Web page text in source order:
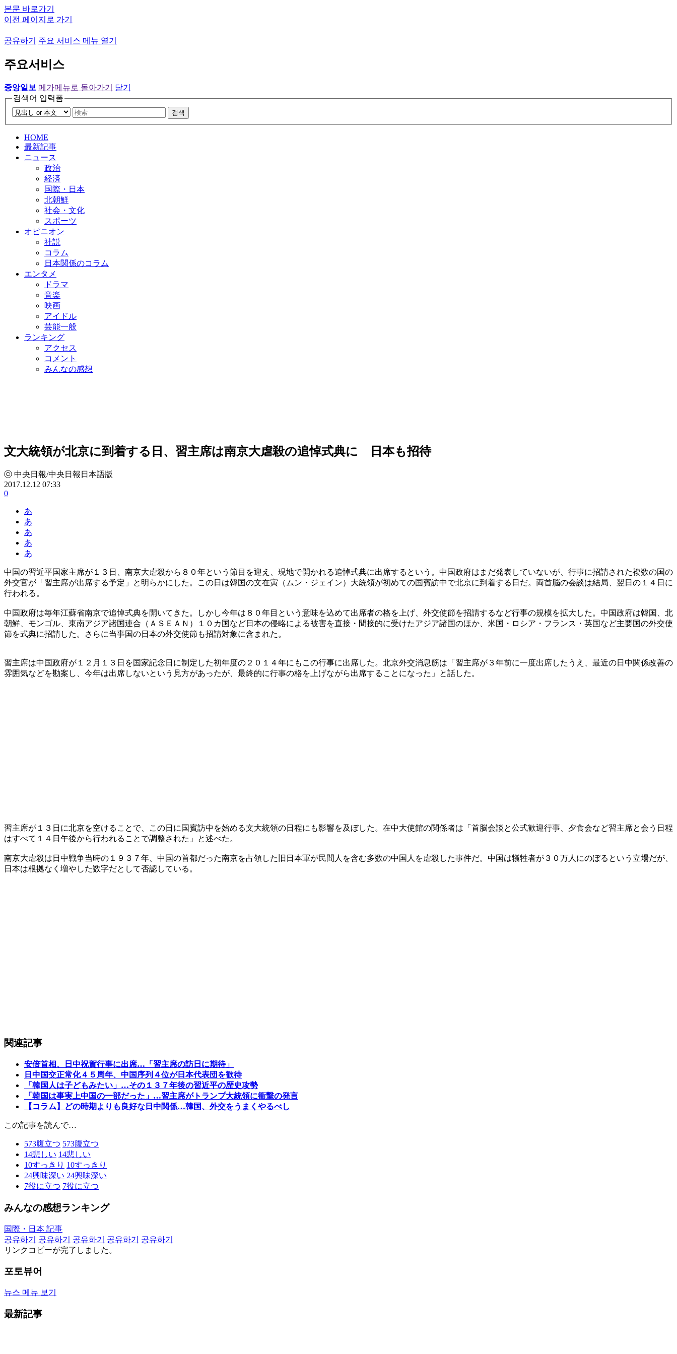
본문 바로가기
이전 페이지로 가기
공유하기 주요 서비스 메뉴 열기
주요서비스
중앙일보 메가메뉴로 돌아가기
닫기
검색어 입력폼
검색
HOME
最新記事
ニュース
政治
経済
国際・日本
北朝鮮
社会・文化
スポーツ
オピニオン
社説
コラム
日本関係のコラム
エンタメ
ドラマ
音楽
映画
アイドル
芸能一般
ランキング
アクセス
コメント
みんなの感想
文大統領が北京に到着する日、習主席は南京大虐殺の追悼式典に 日本も招待
ⓒ 中央日報/中央日報日本語版
2017.12.12 07:33
0
あ
あ
あ
あ
あ
中国の習近平国家主席が１３日、南京大虐殺から８０年という節目を迎え、現地で開かれる追悼式典に出席するという。中国政府はまだ発表していないが、行事に招請された複数の国の
外交官が「習主席が出席する予定」と明らかにした。この日は韓国の文在寅（ムン・ジェイン）大統領が初めての国賓訪中で北京に到着する日だ。両首脳の会談は結局、翌日の１４日に
行われる。
中国政府は毎年江蘇省南京で追悼式典を開いてきた。しかし今年は８０年目という意味を込めて出席者の格を上げ、外交使節を招請するなど行事の規模を拡大した。中国政府は韓国、北
朝鮮、モンゴル、東南アジア諸国連合（ＡＳＥＡＮ）１０カ国など日本の侵略による被害を直接・間接的に受けたアジア諸国のほか、米国・ロシア・フランス・英国など主要国の外交使
節を式典に招請した。さらに当事国の日本の外交使節も招請対象に含まれた。
習主席は中国政府が１２月１３日を国家記念日に制定した初年度の２０１４年にもこの行事に出席した。北京外交消息筋は「習主席が３年前に一度出席したうえ、最近の日中関係改善の
雰囲気などを勘案し、今年は出席しないという見方があったが、最終的に行事の格を上げながら出席することになった」と話した。
習主席が１３日に北京を空けることで、この日に国賓訪中を始める文大統領の日程にも影響を及ぼした。在中大使館の関係者は「首脳会談と公式歓迎行事、夕食会など習主席と会う日程
はすべて１４日午後から行われることで調整された」と述べた。
南京大虐殺は日中戦争当時の１９３７年、中国の首都だった南京を占領した旧日本軍が民間人を含む多数の中国人を虐殺した事件だ。中国は犠牲者が３０万人にのぼるという立場だが、
日本は根拠なく増やした数字だとして否認している。
関連記事
安倍首相、日中祝賀行事に出席…「習主席の訪日に期待」
日中国交正常化４５周年、中国序列４位が日本代表団を歓待
「韓国人は子どもみたい」…その１３７年後の習近平の歴史攻勢
「韓国は事実上中国の一部だった」…習主席がトランプ大統領に衝撃の発言
【コラム】どの時期よりも良好な日中関係…韓国、外交をうまくやるべし
この記事を読んで…
573腹立つ 573腹立つ
14悲しい 14悲しい
10すっきり 10すっきり
24興味深い 24興味深い
7役に立つ 7役に立つ
みんなの感想ランキング
国際・日本 記事
공유하기
공유하기 공유하기 공유하기
공유하기
リンクコピーが完了しました。
포토뷰어
뉴스 메뉴 보기
最新記事